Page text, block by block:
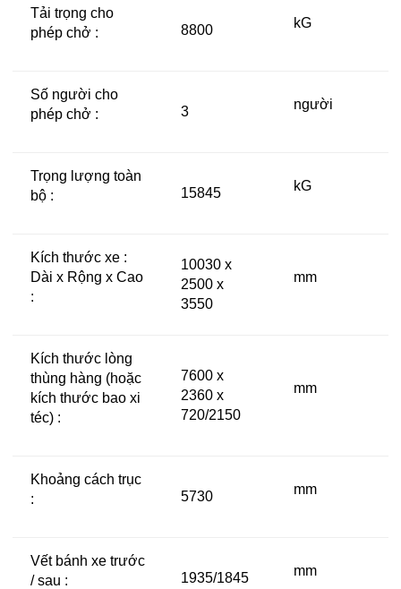
Tải trọng cho
phép chở :
8800 kG
Số người cho
phép chở :
3 người
Trọng lượng toàn
bộ :
15845 kG
Kích thước xe :
Dài x Rộng x Cao
:
10030 x
2500 x
3550
mm
Kích thước lòng
thùng hàng (hoặc
kích thước bao xi
téc) :
7600 x
2360 x
720/2150
mm
Khoảng cách trục
:
5730 mm
Vết bánh xe trước
/ sau :
1935/1845 mm